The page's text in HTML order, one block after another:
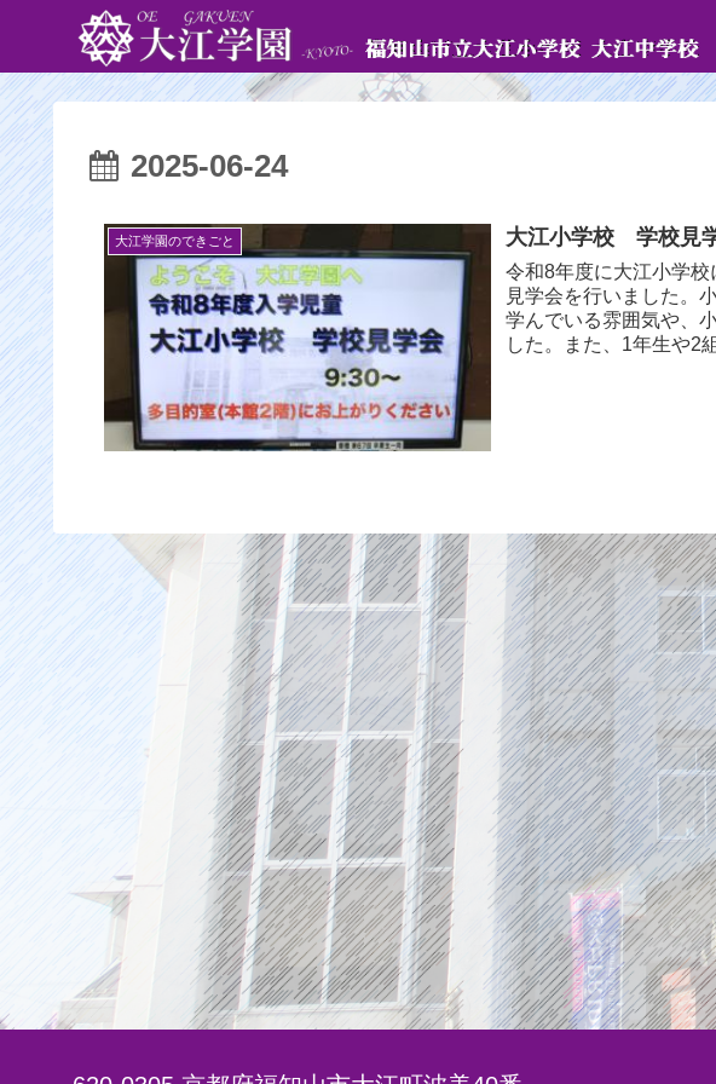
2025-06-24
大江学園のできごと 大江小学校 学校見
令和8年度に大江小学
見学会を行いました。
学んでいる雰囲気や、
した。また、1年生や2